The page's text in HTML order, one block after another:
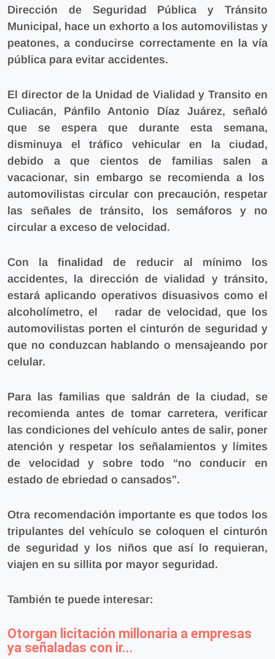
Dirección de Seguridad Pública y Tránsito
Municipal, hace un exhorto a los automovilistas y
peatones, a conducirse correctamente en la vía
pública para evitar accidentes.
El director de la Unidad de Vialidad y Transito en
Culiacán, Pánfilo Antonio Díaz Juárez, señaló
que se espera que durante esta semana,
disminuya el tráfico vehicular en la ciudad,
debido a que cientos de familias salen a
vacacionar, sin embargo se recomienda a los
automovilistas circular con precaución, respetar
las señales de tránsito, los semáforos y no
circular a exceso de velocidad.
Con la finalidad de reducir al mínimo los
accidentes, la dirección de vialidad y tránsito,
estará aplicando operativos disuasivos como el
alcoholímetro, el radar de velocidad, que los
automovilistas porten el cinturón de seguridad y
que no conduzcan hablando o mensajeando por
celular.
Para las familias que saldrán de la ciudad, se
recomienda antes de tomar carretera, verificar
las condiciones del vehículo antes de salir, poner
atención y respetar los señalamientos y límites
de velocidad y sobre todo “no conducir en
estado de ebriedad o cansados”.
Otra recomendación importante es que todos los
tripulantes del vehículo se coloquen el cinturón
de seguridad y los niños que así lo requieran,
viajen en su sillita por mayor seguridad.
También te puede interesar:
Otorgan licitación millonaria a empresas
ya señaladas con ir...